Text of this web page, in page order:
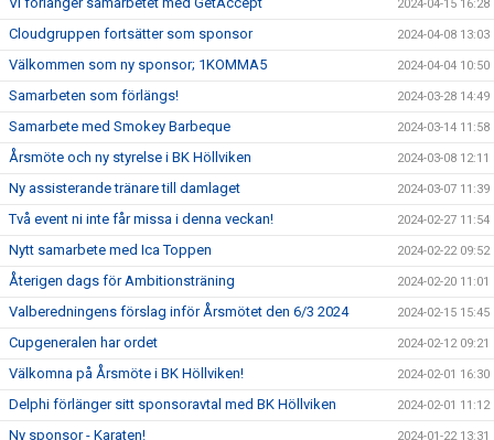
2024-04-15 16:28
Cloudgruppen fortsätter som sponsor 2024-04-08 13:03
Välkommen som ny sponsor; 1KOMMA5 2024-04-04 10:50
Samarbeten som förlängs! 2024-03-28 14:49
Samarbete med Smokey Barbeque 2024-03-14 11:58
Årsmöte och ny styrelse i BK Höllviken 2024-03-08 12:11
Ny assisterande tränare till damlaget 2024-03-07 11:39
Två event ni inte får missa i denna veckan! 2024-02-27 11:54
Nytt samarbete med Ica Toppen 2024-02-22 09:52
Återigen dags för Ambitionsträning 2024-02-20 11:01
Valberedningens förslag inför Årsmötet den 6/3 2024 2024-02-15 15:45
Cupgeneralen har ordet 2024-02-12 09:21
Välkomna på Årsmöte i BK Höllviken! 2024-02-01 16:30
Delphi förlänger sitt sponsoravtal med BK Höllviken 2024-02-01 11:12
Ny sponsor - Karaten! 2024-01-22 13:31